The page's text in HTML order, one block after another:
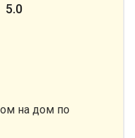
5.0
на дом по